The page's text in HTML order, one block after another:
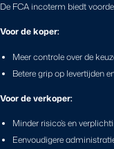
De FCA incoterm biedt
Voor de koper:
Meer controle over de
Betere grip op levertijden
Voor de verkoper:
Minder risico’s en
Eenvoudigere